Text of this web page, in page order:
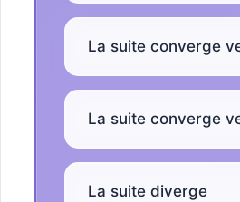
La suite converge
La suite converge
La suite diverge